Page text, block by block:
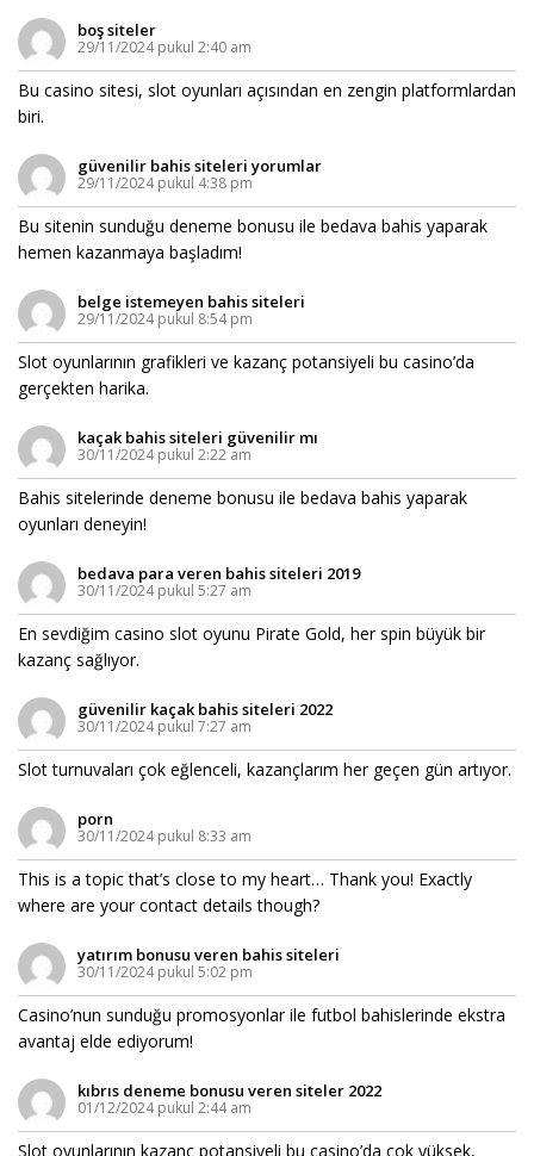
boş siteler
29/11/2024 pukul 2:40 am
Bu casino sitesi, slot oyunları açısından en zengin platformlardan
biri.
güvenilir bahis siteleri yorumlar
29/11/2024 pukul 4:38 pm
Bu sitenin sunduğu deneme bonusu ile bedava bahis yaparak
hemen kazanmaya başladım!
belge istemeyen bahis siteleri
29/11/2024 pukul 8:54 pm
Slot oyunlarının grafikleri ve kazanç potansiyeli bu casino’da
gerçekten harika.
kaçak bahis siteleri güvenilir mı
30/11/2024 pukul 2:22 am
Bahis sitelerinde deneme bonusu ile bedava bahis yaparak
oyunları deneyin!
bedava para veren bahis siteleri 2019
30/11/2024 pukul 5:27 am
En sevdiğim casino slot oyunu Pirate Gold, her spin büyük bir
kazanç sağlıyor.
güvenilir kaçak bahis siteleri 2022
30/11/2024 pukul 7:27 am
Slot turnuvaları çok eğlenceli, kazançlarım her geçen gün artıyor.
porn
30/11/2024 pukul 8:33 am
This is a topic that’s close to my heart… Thank you! Exactly
where are your contact details though?
yatırım bonusu veren bahis siteleri
30/11/2024 pukul 5:02 pm
Casino’nun sunduğu promosyonlar ile futbol bahislerinde ekstra
avantaj elde ediyorum!
kıbrıs deneme bonusu veren siteler 2022
01/12/2024 pukul 2:44 am
Slot oyunlarının kazanç potansiyeli bu casino’da çok yüksek,